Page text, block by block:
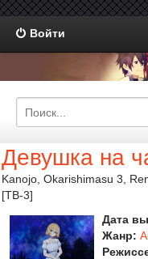
Войти
Девушка на
Kanojo, Okarishimasu 3,
[ТВ-3]
Дата
Жанр: